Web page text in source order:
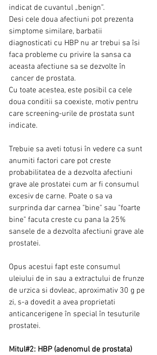
indicat de cuvantul „benign”.
Desi cele doua afectiuni pot prezenta
simptome similare, barbatii
diagnosticati cu HBP nu ar trebui sa îsi
faca probleme cu privire la sansa ca
aceasta afectiune sa se dezvolte în
cancer de prostata.
Cu toate acestea, este posibil ca cele
doua conditii sa coexiste, motiv pentru
care screening-urile de prostata sunt
indicate.
Trebuie sa aveti totusi în vedere ca sunt
anumiti factori care pot creste
probabilitatea de a dezvolta afectiuni
grave ale prostatei cum ar fi consumul
excesiv de carne. Poate o sa va
surprinda dar carnea "bine" sau "foarte
bine" facuta creste cu pana la 25%
sansele de a dezvolta afectiuni grave ale
prostatei.
Opus acestui fapt este consumul
uleiului de in sau a extractului de frunze
de urzica si dovleac, aproximativ 30 g pe
zi, s-a dovedit a avea proprietati
anticancerigene în special în tesuturile
prostatei.
Mitul#2: HBP (adenomul de prostata)